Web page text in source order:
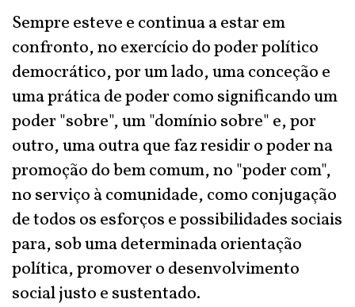
Sempre esteve e continua a estar em
confronto, no exercício do poder político
democrático, por um lado, uma conceção e
uma prática de poder como significando um
poder "sobre", um "domínio sobre" e, por
outro, uma outra que faz residir o poder na
promoção do bem comum, no "poder com",
no serviço à comunidade, como conjugação
de todos os esforços e possibilidades sociais
para, sob uma determinada orientação
política, promover o desenvolvimento
social justo e sustentado.